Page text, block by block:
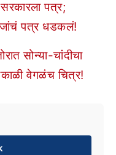
पत्र;
पत्र धडकलं!
सोन्या-चांदीचा
वेगळंच चित्र!